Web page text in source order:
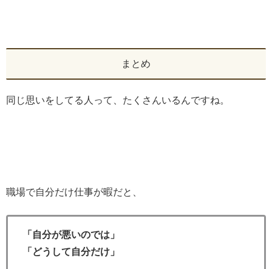
まとめ
同じ思いをしてる人って、たくさんいるんですね。
職場で自分だけ仕事が暇だと、
「自分が悪いのでは」
「どうして自分だけ」